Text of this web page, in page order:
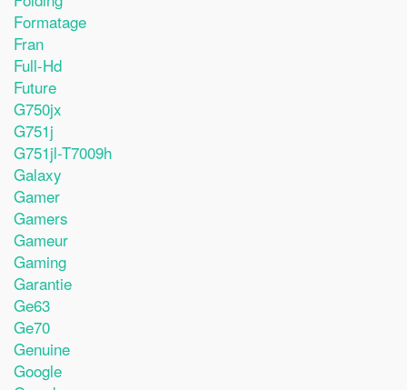
Formatage
Fran
Full-Hd
Future
G750jx
G751j
G751jl-T7009h
Galaxy
Gamer
Gamers
Gameur
Gaming
Garantie
Ge63
Ge70
Genuine
Google